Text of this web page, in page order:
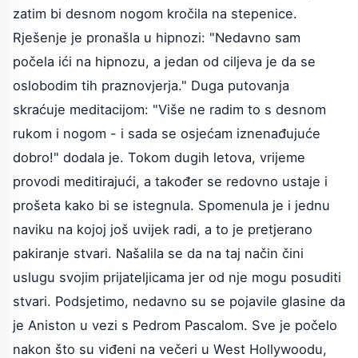
zatim bi desnom nogom kročila na stepenice.
Rješenje je pronašla u hipnozi: "Nedavno sam
počela ići na hipnozu, a jedan od ciljeva je da se
oslobodim tih praznovjerja." Duga putovanja
skraćuje meditacijom: "Više ne radim to s desnom
rukom i nogom - i sada se osjećam iznenađujuće
dobro!" dodala je. Tokom dugih letova, vrijeme
provodi meditirajući, a također se redovno ustaje i
prošeta kako bi se istegnula. Spomenula je i jednu
naviku na kojoj još uvijek radi, a to je pretjerano
pakiranje stvari. Našalila se da na taj način čini
uslugu svojim prijateljicama jer od nje mogu posuditi
stvari. Podsjetimo, nedavno su se pojavile glasine da
je Aniston u vezi s Pedrom Pascalom. Sve je počelo
nakon što su viđeni na večeri u West Hollywoodu,